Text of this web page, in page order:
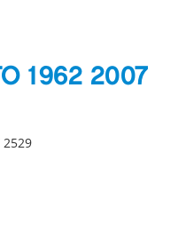
1962 2007
2529